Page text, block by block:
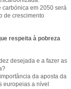
em 2050 será
de crescimento
respeita à pobreza
desejada e a fazer as
da aposta da
europeias a nível